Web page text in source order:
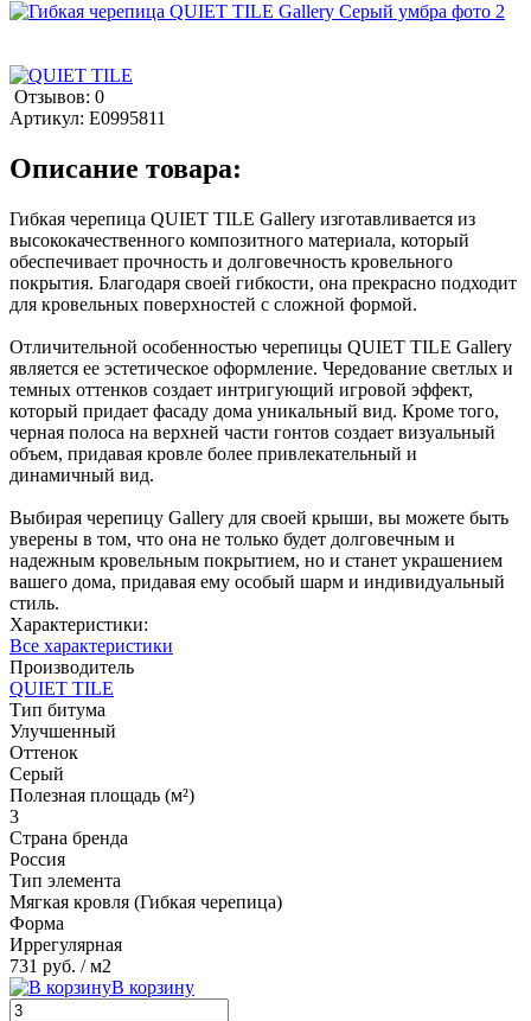
Отзывов: 0
Артикул: E0995811
Описание товара:
Гибкая черепица QUIET TILE Gallery изготавливается из
высококачественного композитного материала, который
обеспечивает прочность и долговечность кровельного
покрытия. Благодаря своей гибкости, она прекрасно подходит
для кровельных поверхностей с сложной формой.
Отличительной особенностью черепицы QUIET TILE Gallery
является ее эстетическое оформление. Чередование светлых и
темных оттенков создает интригующий игровой эффект,
который придает фасаду дома уникальный вид. Кроме того,
черная полоса на верхней части гонтов создает визуальный
объем, придавая кровле более привлекательный и
динамичный вид.
Выбирая черепицу Gallery для своей крыши, вы можете быть
уверены в том, что она не только будет долговечным и
надежным кровельным покрытием, но и станет украшением
вашего дома, придавая ему особый шарм и индивидуальный
стиль.
Характеристики:
Все характеристики
Производитель
QUIET TILE
Тип битума
Улучшенный
Оттенок
Серый
Полезная площадь (м²)
3
Страна бренда
Россия
Тип элемента
Мягкая кровля (Гибкая черепица)
Форма
Иррегулярная
731 руб. / м2
В корзину